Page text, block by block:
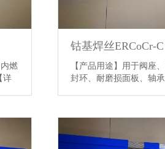
燃
详
钴基焊丝ERCoCr-C
【产品用途】用于阀座
封环、耐磨损面板、轴